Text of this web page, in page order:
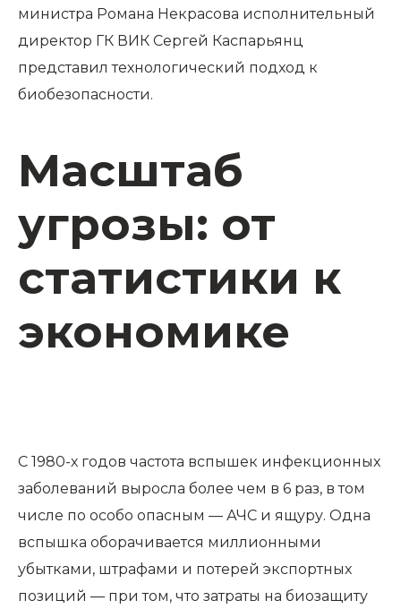
министра Романа Некрасова исполнительный
директор ГК ВИК Сергей Каспарьянц
представил технологический подход к
биобезопасности.
Масштаб
угрозы: от
статистики к
экономике
С 1980-х годов частота вспышек инфекционных
заболеваний выросла более чем в 6 раз, в том
числе по особо опасным — АЧС и ящуру. Одна
вспышка оборачивается миллионными
убытками, штрафами и потерей экспортных
позиций — при том, что затраты на биозащиту